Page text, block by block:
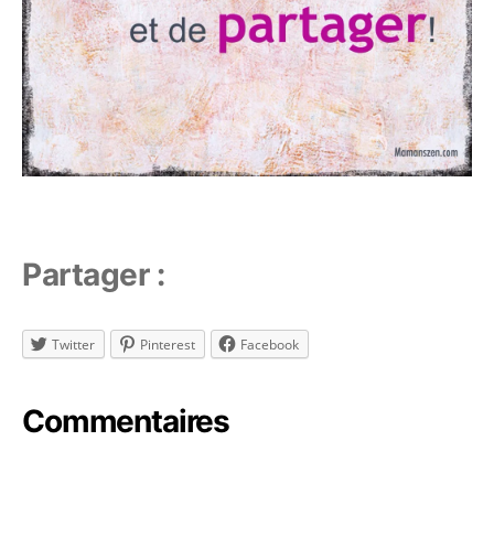
Partager :
Twitter Pinterest Facebook
Commentaires
u